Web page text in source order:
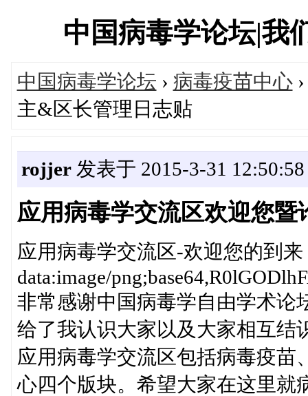
中国病毒学论坛|我
中国病毒学论坛 › 病毒疫苗中心›
主&区长管理日志贴
rojjer发表于 2015-3-31 12:50:58
应用病毒学交流区欢迎您
应用病毒学交流区-欢迎您的到来
data:image/
非常感谢中国病毒学自由学术论
给了我认识大家以及大家相互结
应用病毒学交流区包括病毒疫苗
心四个版块。希望大家在这里就